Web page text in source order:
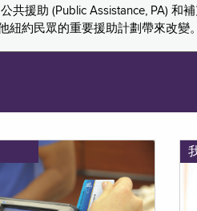
援助 (Public Assistance, PA) 和
紐約民眾的重要援助計劃帶來改變。